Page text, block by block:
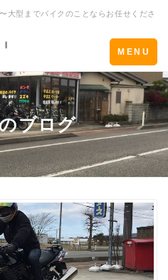
大型までバイクのことならお任せくださ
Toggle
navigation
MENU
ブログ